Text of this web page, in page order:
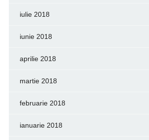
iulie 2018
iunie 2018
aprilie 2018
martie 2018
februarie 2018
ianuarie 2018